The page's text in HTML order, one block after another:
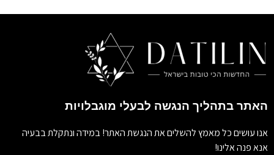
האתר בתהליך הנגשה לבעלי מוגבלויות
אנו עושים כל מאמץ להשלים את הנגשת האתר! במידה ונתקלת בבעיה
אנא פנה אלינו!